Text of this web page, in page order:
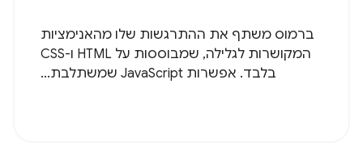
ברמוס משתף את ההתרגשות שלו מהאנימציות
המקושרות לגלילה, שמבוססות על HTML ו-CSS
בלבד. אפשרות JavaScript שמשתלבת...